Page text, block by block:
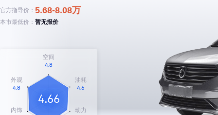
官方指导价： 5.68-8.08万
本市最低价： 暂无报价